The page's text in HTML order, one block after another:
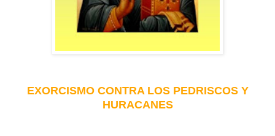
EXORCISMO CONTRA LOS PEDRISCOS Y
HURACANES